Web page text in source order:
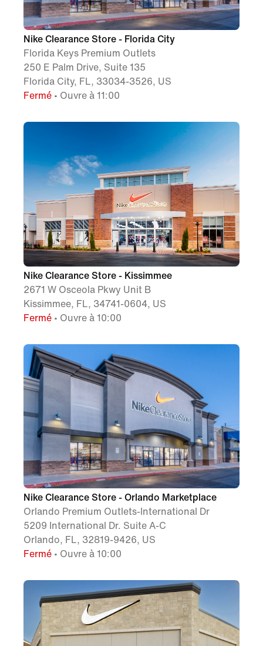
Nike Clearance Store - Florida City
Florida Keys Premium Outlets
250 E Palm Drive, Suite 135
Florida City, FL, 33034-3526, US
Fermé • Ouvre à 11:00
Nike Clearance Store - Kissimmee
2671 W Osceola Pkwy Unit B
Kissimmee, FL, 34741-0604, US
Fermé • Ouvre à 10:00
Nike Clearance Store - Orlando Marketplace
Orlando Premium Outlets-International Dr
5209 International Dr. Suite A-C
Orlando, FL, 32819-9426, US
Fermé • Ouvre à 10:00